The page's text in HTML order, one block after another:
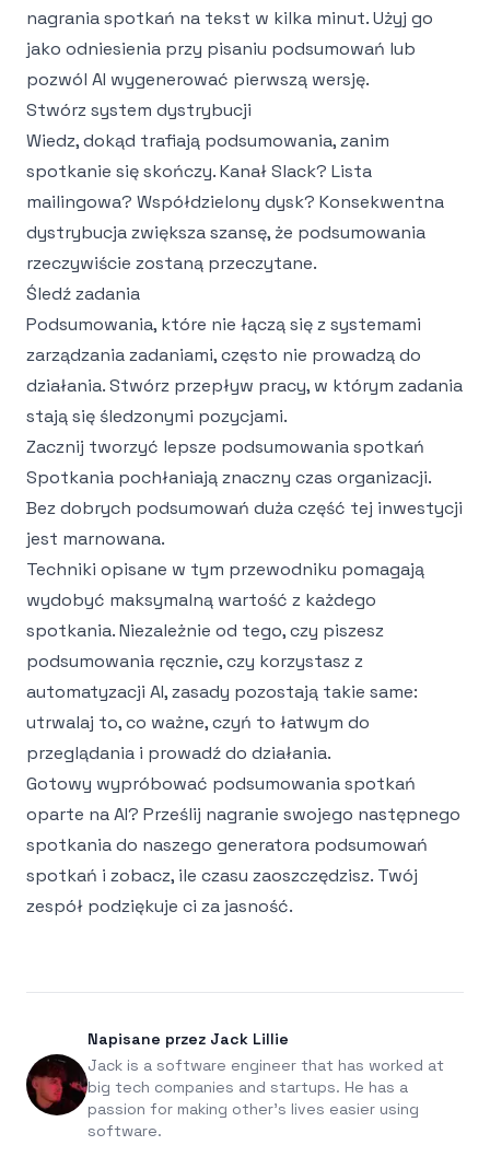
nagrania spotkań na tekst w kilka minut. Użyj go
jako odniesienia przy pisaniu podsumowań lub
pozwól AI wygenerować pierwszą wersję.
Stwórz system dystrybucji
Wiedz, dokąd trafiają podsumowania, zanim
spotkanie się skończy. Kanał Slack? Lista
mailingowa? Współdzielony dysk? Konsekwentna
dystrybucja zwiększa szansę, że podsumowania
rzeczywiście zostaną przeczytane.
Śledź zadania
Podsumowania, które nie łączą się z systemami
zarządzania zadaniami, często nie prowadzą do
działania. Stwórz przepływ pracy, w którym zadania
stają się śledzonymi pozycjami.
Zacznij tworzyć lepsze podsumowania spotkań
Spotkania pochłaniają znaczny czas organizacji.
Bez dobrych podsumowań duża część tej inwestycji
jest marnowana.
Techniki opisane w tym przewodniku pomagają
wydobyć maksymalną wartość z każdego
spotkania. Niezależnie od tego, czy piszesz
podsumowania ręcznie, czy korzystasz z
automatyzacji AI, zasady pozostają takie same:
utrwalaj to, co ważne, czyń to łatwym do
przeglądania i prowadź do działania.
Gotowy wypróbować podsumowania spotkań
oparte na AI? Prześlij nagranie swojego następnego
spotkania do naszego generatora podsumowań
spotkań i zobacz, ile czasu zaoszczędzisz. Twój
zespół podziękuje ci za jasność.
Napisane przez Jack Lillie
Jack is a software engineer that has worked at
big tech companies and startups. He has a
passion for making other's lives easier using
software.